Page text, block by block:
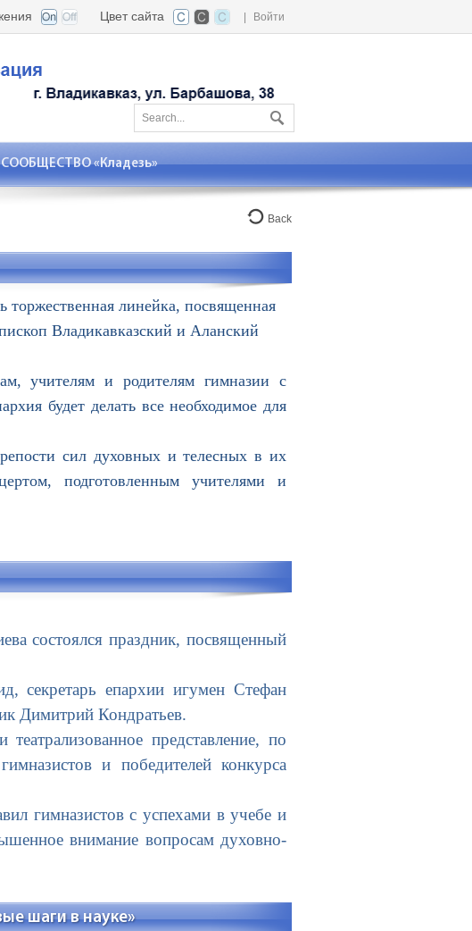
Войти
Цвет сайта
СООБЩЕСТВО «Кладезь»
Back
линейка, посвященная
Владикавказский и Аланский
учителям и родителям гимназии с
будет делать все необходимое для
сил духовных и телесных в их
подготовленным учителями и
состоялся праздник, посвященный
секретарь епархии игумен Стефан
Димитрий Кондратьев.
представление, по
и победителей конкурса
гимназистов с успехами в учебе и
внимание вопросам духовно-
шаги в науке»